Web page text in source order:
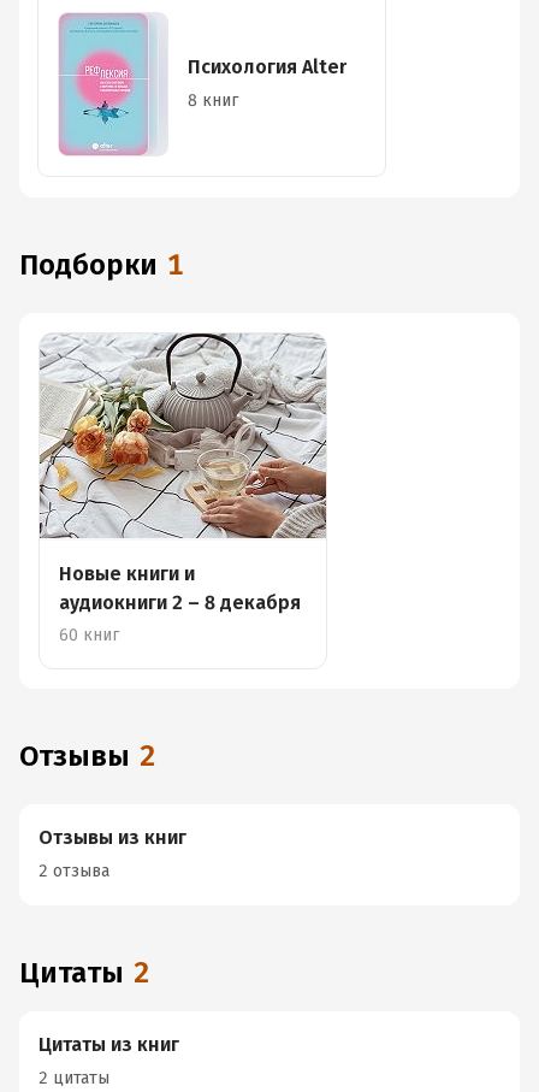
Психология Alter
8 книг
Подборки 1
Новые книги и
аудиокниги 2 – 8 декабря
60 книг
Отзывы 2
Отзывы из книг
2 отзыва
Цитаты 2
Цитаты из книг
2 цитаты